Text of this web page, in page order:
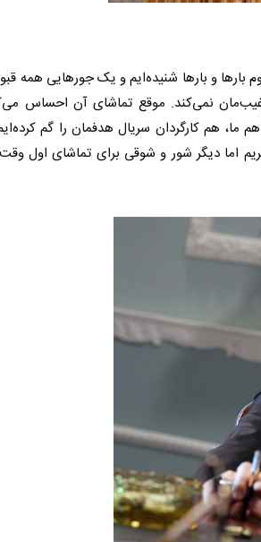
بارها و بارها شنیده‌ایم و یک جورهایی همه
نمی‌کند. موقع تماشای آن احساس
ما، هم کارگردان سریال هدفمان را گم
اما دیگر شور و شوقی برای تماشای اول